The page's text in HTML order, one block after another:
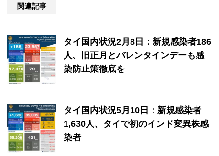
関連記事
タイ国内状況2月8日：新規感染者186
人、旧正月とバレンタインデーも感
染防止策徹底を
タイ国内状況5月10日：新規感染者
1,630人、タイで初のインド変異株感
染者